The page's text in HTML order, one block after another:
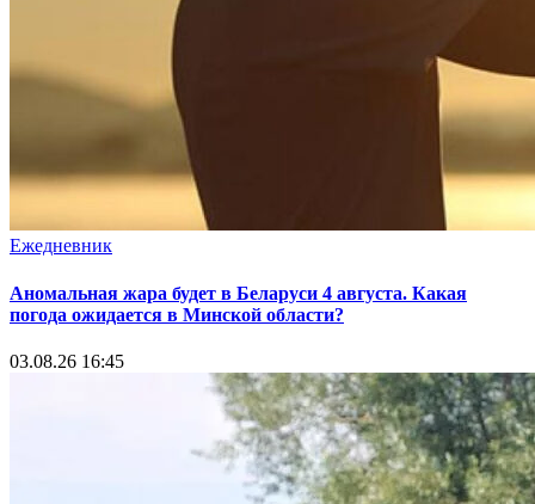
Ежедневник
Аномальная жара будет в Беларуси 4 августа. Какая
погода ожидается в Минской области?
03.08.26 16:45